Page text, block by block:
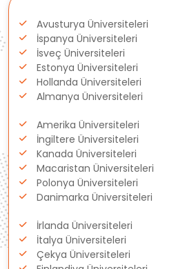
Fransa
Litvanya
Letonya
Gürcistan
Estonya
İsveç
Danimarka
Avusturya Üniversiteleri
İspanya Üniversiteleri
İsveç Üniversiteleri
Estonya Üniversiteleri
Hollanda Üniversiteleri
Almanya Üniversiteleri
Amerika Üniversiteleri
İngiltere Üniversiteleri
Kanada Üniversiteleri
Macaristan Üniversiteleri
Polonya Üniversiteleri
Danimarka Üniversiteleri
İrlanda Üniversiteleri
İtalya Üniversiteleri
Çekya Üniversiteleri